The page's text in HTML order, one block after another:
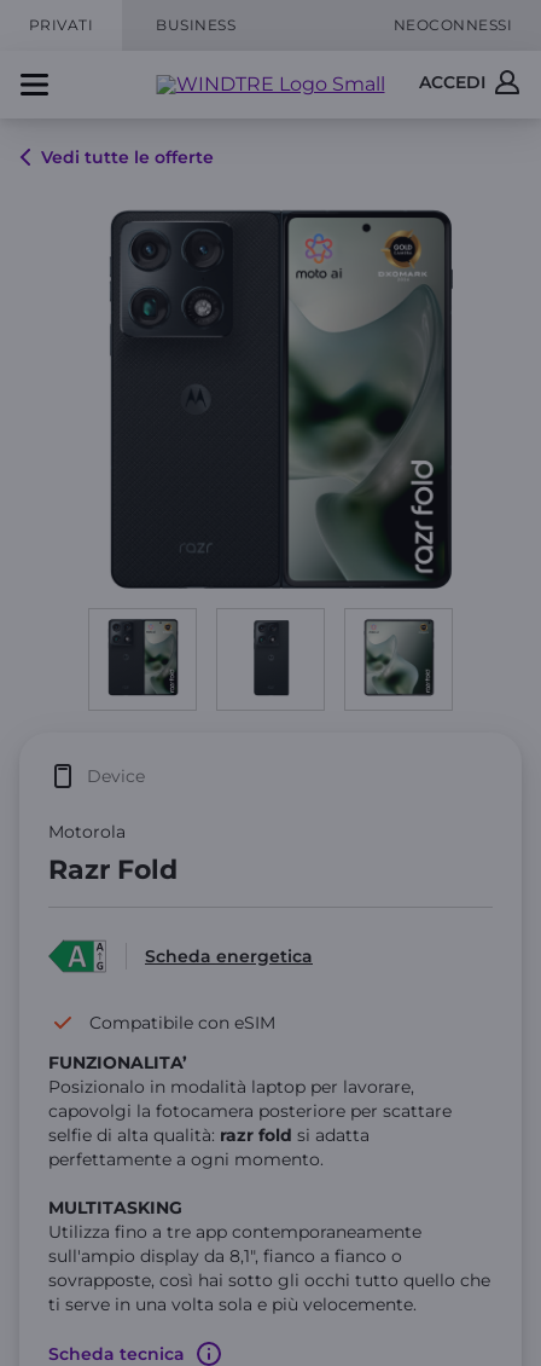
PRIVATI BUSINESS NEOCONNESSI
ACCEDI
Vedi tutte le offerte
Motorola
Razr Fold
Device
Scheda energetica
Compatibile con eSIM
FUNZIONALITA’
Posizionalo in modalità laptop per lavorare,
capovolgi la fotocamera posteriore per scattare
selfie di alta qualità: razr fold si adatta
perfettamente a ogni momento.
MULTITASKING
Utilizza fino a tre app contemporaneamente
sull'ampio display da 8,1", fianco a fianco o
sovrapposte, così hai sotto gli occhi tutto quello che
ti serve in una volta sola e più velocemente.
Scheda tecnica